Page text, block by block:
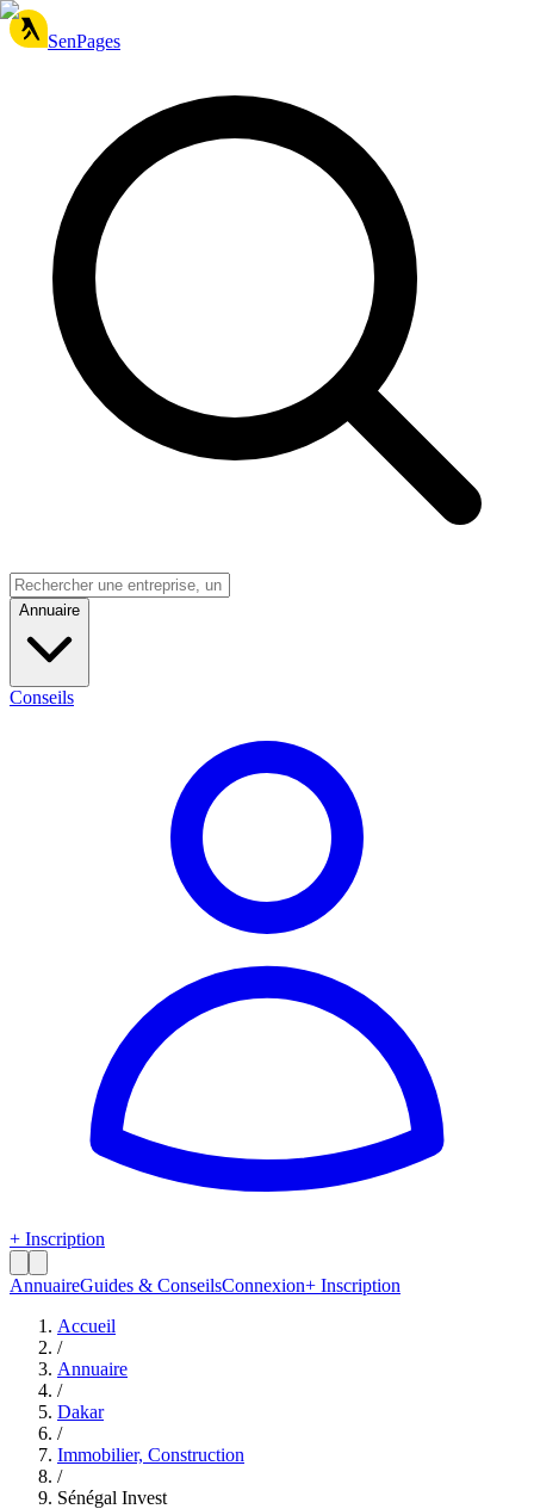
SenPages
Annuaire
Conseils
+ Inscription
AnnuaireGuides & ConseilsConnexion+ Inscription
Accueil
/
Annuaire
/
Dakar
/
Immobilier, Construction
/
Sénégal Invest